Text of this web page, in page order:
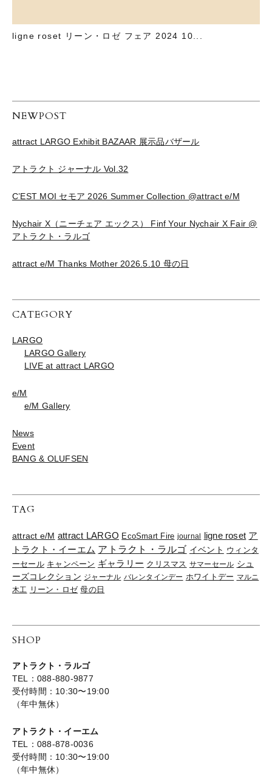
ligne roset リーン・ロゼ フェア 2024 10...
NEWPOST
attract LARGO Exhibit BAZAAR 展示品バザール
アトラクト ジャーナル Vol.32
C’EST MOI セモア 2026 Summer Collection @attract e/M
Nychair X（ニーチェア エックス） Finf Your Nychair X Fair @
アトラクト・ラルゴ
attract e/M Thanks Mother 2026.5.10 母の日
CATEGORY
LARGO
LARGO Gallery
LIVE at attract LARGO
e/M
e/M Gallery
News
Event
BANG & OLUFSEN
TAG
attract e/M attract LARGO EcoSmart Fire journal ligne roset ア
トラクト・イーエム アトラクト・ラルゴ イベント ウィンタ
ーセール キャンペーン ギャラリー クリスマス サマーセール シュ
ーズコレクション ジャーナル バレンタインデー ホワイトデー マルニ
木工 リーン・ロゼ 母の日
SHOP
アトラクト・ラルゴ
TEL：088-880-9877
受付時間：10:30〜19:00
（年中無休）
アトラクト・イーエム
TEL：088-878-0036
受付時間：10:30〜19:00
（年中無休）